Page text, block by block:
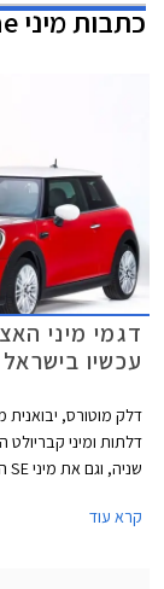
כתבותמיני One
עכשיו בישראל
דלק מוטורס,
"חשמלי" ואטום עם
קרא עוד